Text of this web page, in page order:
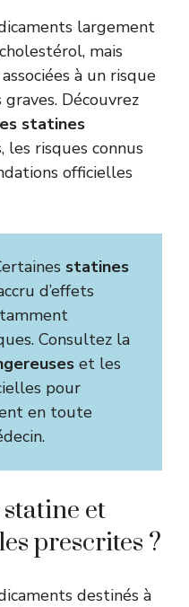
largement
mais
à un risque
graves. Découvrez
statines
les risques connus
officielles
statines
d’effets
Consultez la
et les
pour
en toute
statine et
prescrites ?
destinés à